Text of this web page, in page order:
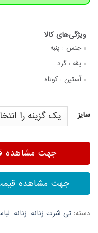
جنس : پنبه
یقه : گرد
آستین : کوتاه
سایز
جهت مشاهده
جهت مشاهده
دسته: تی شرت زنانه, زنانه,